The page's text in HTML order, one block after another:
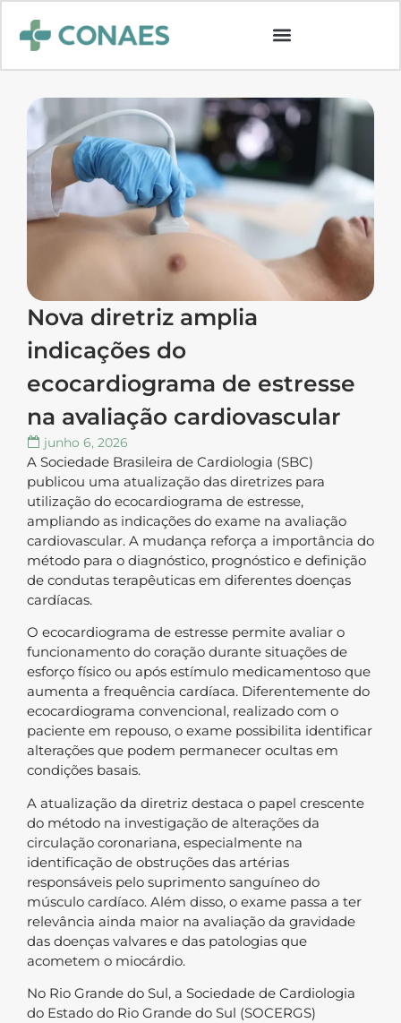
Nova diretriz amplia
indicações do
ecocardiograma de estresse
na avaliação cardiovascular
junho 6, 2026
A Sociedade Brasileira de Cardiologia (SBC)
publicou uma atualização das diretrizes para
utilização do ecocardiograma de estresse,
ampliando as indicações do exame na avaliação
cardiovascular. A mudança reforça a importância do
método para o diagnóstico, prognóstico e definição
de condutas terapêuticas em diferentes doenças
cardíacas.
O ecocardiograma de estresse permite avaliar o
funcionamento do coração durante situações de
esforço físico ou após estímulo medicamentoso que
aumenta a frequência cardíaca. Diferentemente do
ecocardiograma convencional, realizado com o
paciente em repouso, o exame possibilita identificar
alterações que podem permanecer ocultas em
condições basais.
A atualização da diretriz destaca o papel crescente
do método na investigação de alterações da
circulação coronariana, especialmente na
identificação de obstruções das artérias
responsáveis pelo suprimento sanguíneo do
músculo cardíaco. Além disso, o exame passa a ter
relevância ainda maior na avaliação da gravidade
das doenças valvares e das patologias que
acometem o miocárdio.
No Rio Grande do Sul, a Sociedade de Cardiologia
do Estado do Rio Grande do Sul (SOCERGS)